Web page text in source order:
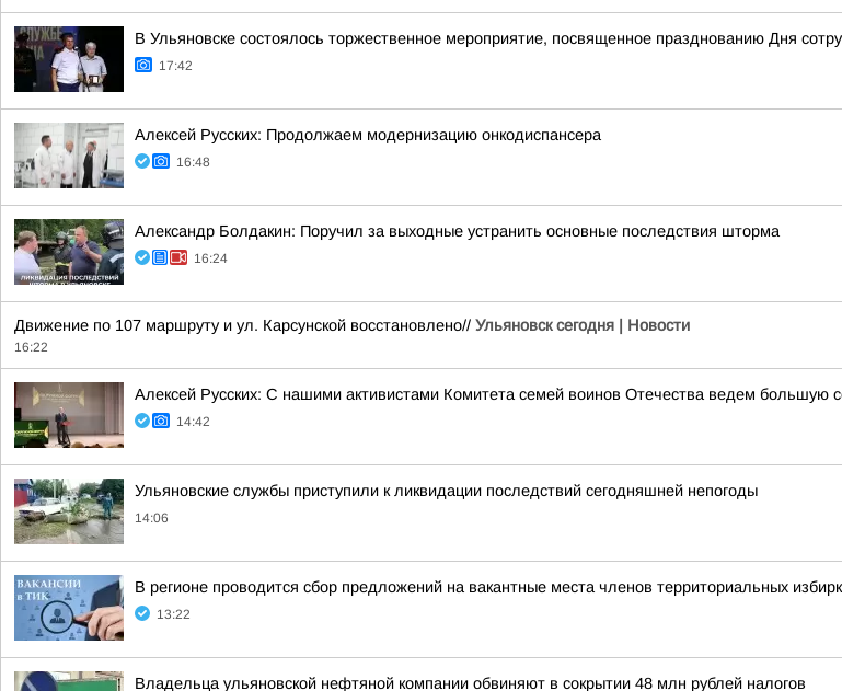
В Ульяновске состоялось торжественное мероприятие, посвященное празднованию Дня
17:42
Алексей Русских: Продолжаем модернизацию онкодиспансера
16:48
Александр Болдакин: Поручил за выходные устранить основные последствия шторма
16:24
Движение по 107 маршруту и ул. Карсунской восстановлено// Ульяновск сегодня | Новости
16:22
Алексей Русских: С нашими активистами Комитета семей воинов Отечества ведем большую
14:42
Ульяновские службы приступили к ликвидации последствий сегодняшней непогоды
14:06
В регионе проводится сбор предложений на вакантные места членов территориальных
13:22
Владельца ульяновской нефтяной компании обвиняют в сокрытии 48 млн рублей налогов